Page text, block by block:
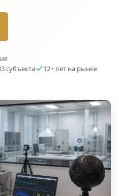
субъекта
12+ лет на рынке